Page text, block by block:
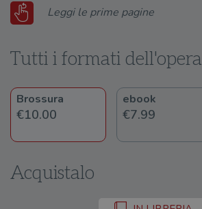
Leggi le prime pagine
Tutti i formati dell'opera
Brossura
€10.00
ebook
€7.99
Acquistalo